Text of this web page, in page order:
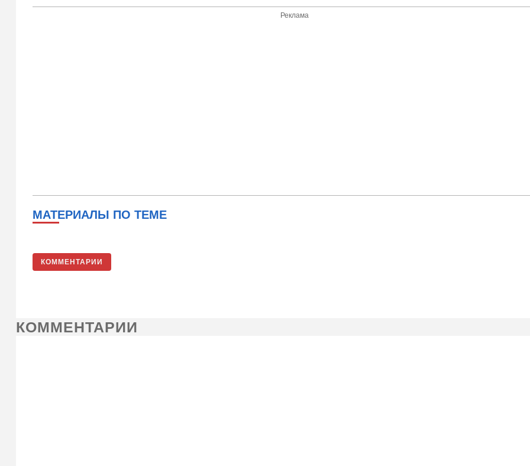
Реклама
МАТЕРИАЛЫ ПО ТЕМЕ
КОММЕНТАРИИ
КОММЕНТАРИИ